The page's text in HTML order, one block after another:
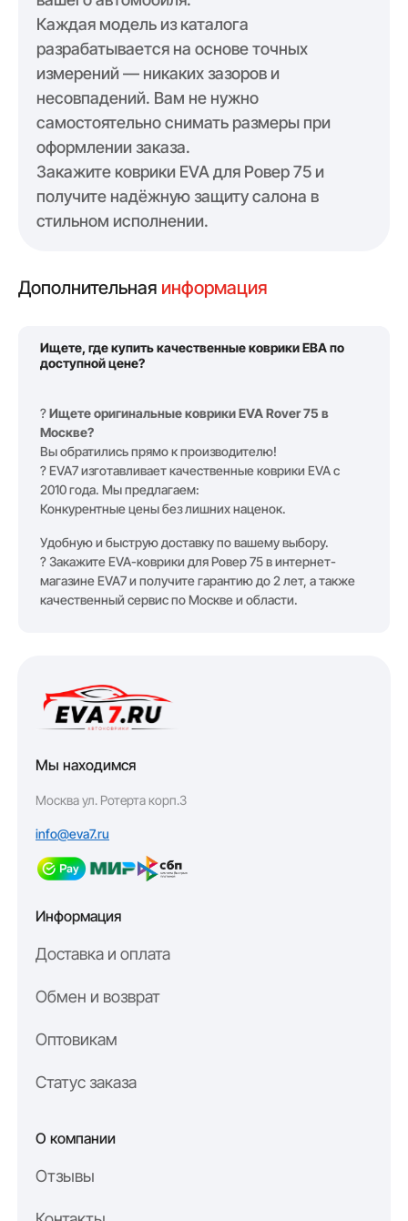
Каждая модель из каталога
разрабатывается на основе точных
измерений — никаких зазоров и
несовпадений. Вам не нужно
самостоятельно снимать размеры при
оформлении заказа.
Закажите коврики EVA для Ровер 75 и
получите надёжную защиту салона в
стильном исполнении.
Дополнительная информация
Ищете, где купить качественные коврики ЕВА по
доступной цене?
?Ищете оригинальные коврики EVA Rover 75 в
Москве?
Вы обратились прямо к производителю!
? EVA7 изготавливает качественные коврики EVA с
2010 года. Мы предлагаем:
Конкурентные цены без лишних наценок.
Удобную и быструю доставку по вашему выбору.
? Закажите EVA-коврики для Ровер 75 в интернет-
магазине EVA7 и получите гарантию до 2 лет, а также
качественный сервис по Москве и области.
Мы находимся
Москва ул. Ротерта корп.3
info@eva7.ru
Информация
Доставка и оплата
Обмен и возврат
Оптовикам
Статус заказа
О компании
Отзывы